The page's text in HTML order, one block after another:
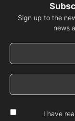
Sign up to the
news
I have